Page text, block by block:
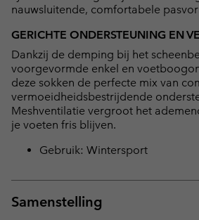
nauwsluitende, comfortabele
GERICHTE ONDERSTEUNING EN
Dankzij de demping bij het
voorgevormde enkel en
deze sokken de perfecte mix van
vermoeidheidsbestrijdende
Meshventilatie vergroot het
je voeten fris blijven.
Gebruik: Wintersport
Samenstelling